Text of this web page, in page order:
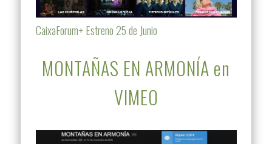
CaixaForum+ Estreno 25 de Junio
MONTAÑAS EN ARMONÍA en
VIMEO